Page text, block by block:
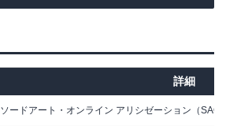
詳細
ソードアート・オンライン アリシゼーション（SAO